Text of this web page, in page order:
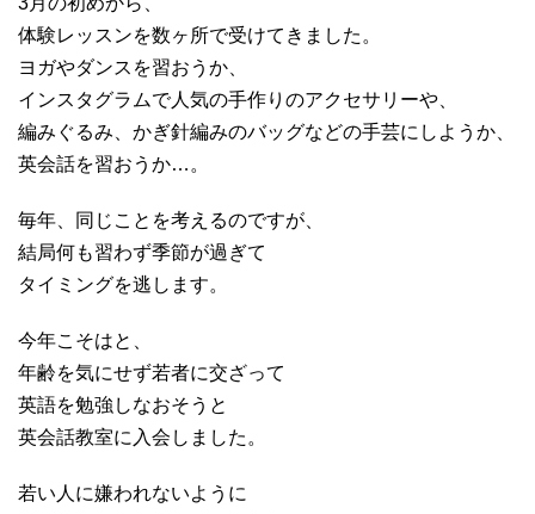
体験レッスンを数ヶ所で受けてきました。
ヨガやダンスを習おうか、
インスタグラムで人気の手作りのアクセサリーや、
編みぐるみ、かぎ針編みのバッグなどの手芸にしようか、
英会話を習おうか…。
毎年、同じことを考えるのですが、
結局何も習わず季節が過ぎて
タイミングを逃します。
今年こそはと、
年齢を気にせず若者に交ざって
英語を勉強しなおそうと
英会話教室に入会しました。
若い人に嫌われないように